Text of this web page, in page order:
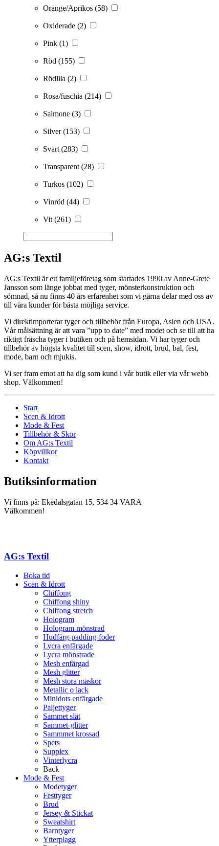
Orange/Aprikos (58)
Oxiderade (2)
Pink (1)
Röd (155)
Rödlila (2)
Rosa/fuschia (214)
Salmone (3)
Silver(153)
Svart (283)
Transparent (28)
Turkos (102)
Vinröd (44)
Vit (261)
AG:s Textil
AG:s Textil är ett familjeföretag som startades 1990 av Anne-Grete
Jansson som länge jobbat med tyger, mönsterkonstruktion och
sömnad, så nu finns 40 års erfarenhet som vi gärna delar med oss av
till våra kunder för bästa möjliga service.
Vi direktimporterar tyger och tillbehör från Europa, Asien och USA.
Vår målsättning är att vara ”upp to date” med modet och se till att ha
riktigt fräscha tyger i butiken och på hemsidan. Vi har tyger och
tillbehör av högsta kvalitet till scen, show, idrott, brud, bal, fest,
mode, barn och mjukis.
Vi ser fram emot att ha dig som kund i vår butik eller via vår webb
shop. Välkommen!
Start
Scen & Idrott
Mode & Fest
Tillbehör & Skor
Om AG:s Textil
Köpvillkor
Kontakt
Butiksinformation
Vi finns på: Ekedalsgatan 15, 534 34 VARA
Välkommen!
AG:s Textil
Boka tid
Scen & Idrott
Chiffong
Chiffong shiny
Chiffong stretch
Hologram
Hologram mönstrad
Hudfärg-padding-foder
Lycra enfärgade
Lycra mönstrade
Mesh enfärgad
Mesh glitter
Mesh stora maskor
Metallic o lack
Minidots enfärgade
Paljettyger
Sammet slät
Sammet-glitter
Sammmet krossad
Spets
Supplex
Vinterlycra
Back
Mode & Fest
Modetyger
Festtyger
Brud
Jersey & Stickat
Sweatshirt
Barntyger
Ytterplagg